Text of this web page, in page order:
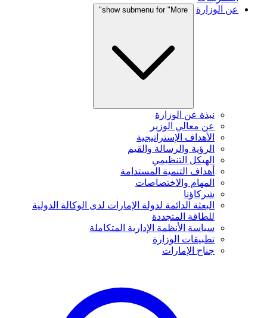
عن الوزارة
show submenu for "More"
نبذة عن الوزارة
عن معالي الوزير
الأهداف الإستراتيجية
الرؤية والرسالة والقيم
الهيكل التنظيمي
أهداف التنمية المستدامة
المهام والاختصاصات
شركاؤنا
البعثة الدائمة لدولة الإمارات لدى الوكالة الدولية
للطاقة المتجددة
سياسة الأنظمة الإدارية المتكاملة
تطبيقات الوزارة
جناح الإمارات